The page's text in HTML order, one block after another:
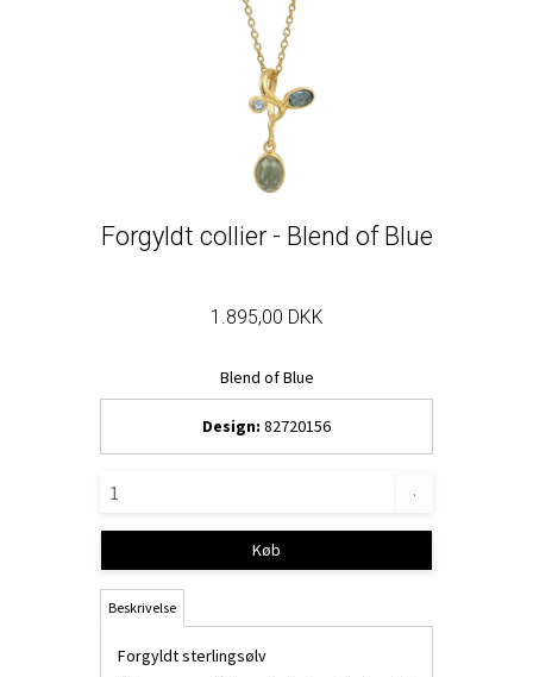
Forgyldt collier - Blend of Blue
1.895,00 DKK
Blend of Blue
Design: 82720156
.
Køb
Beskrivelse
Forgyldt sterlingsølv